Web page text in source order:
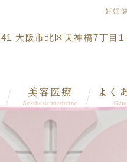
妊婦
大阪市北区天神橋7丁目
美容医療
Aesthetic medicine
よく